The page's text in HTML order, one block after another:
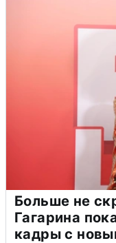
Больше не
Гагарина
кадры с